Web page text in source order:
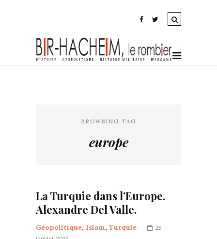
BROWSING TAG
europe
La Turquie dans l’Europe.
Alexandre Del Valle.
Géopolitique, Islam, Turquie
25